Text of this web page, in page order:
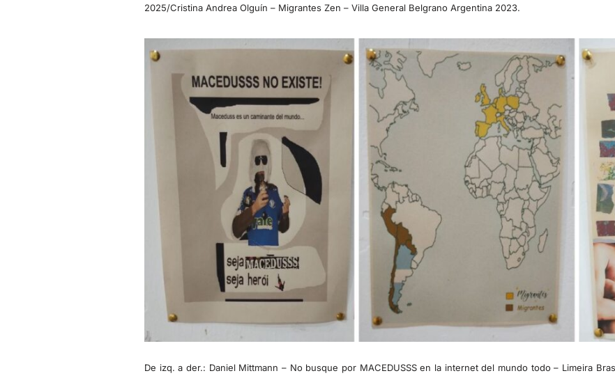
2025/Cristina Andrea Olguín – Migrantes Zen – Villa General Belgrano Argentina 2023.
De izq. a der.: Daniel Mittmann – No busque por MACEDUSSS en la internet del mundo todo – Limeira